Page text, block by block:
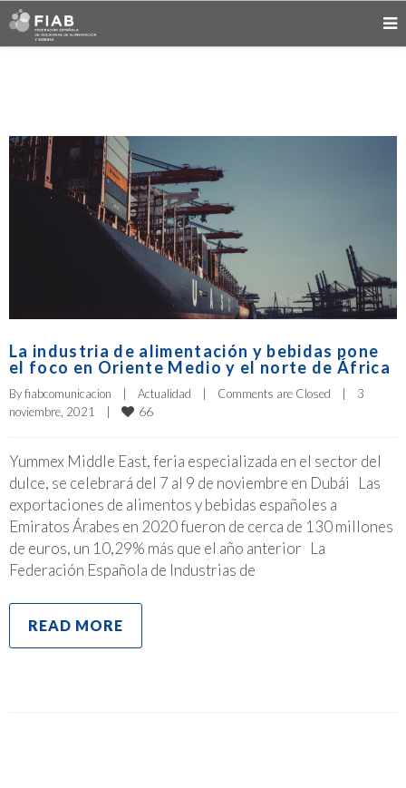
La industria de alimentación y bebidas pone
el foco en Oriente Medio y el norte de África
By fiabcomunicacion Actualidad Comments are Closed
3
noviembre, 2021
66
Yummex Middle East, feria especializada en el sector del
dulce, se celebrará del 7 al 9 de noviembre en Dubái Las
exportaciones de alimentos y bebidas españoles a
Emiratos Árabes en 2020 fueron de cerca de 130 millones
de euros, un 10,29% más que el año anterior La
Federación Española de Industrias de
READ MORE